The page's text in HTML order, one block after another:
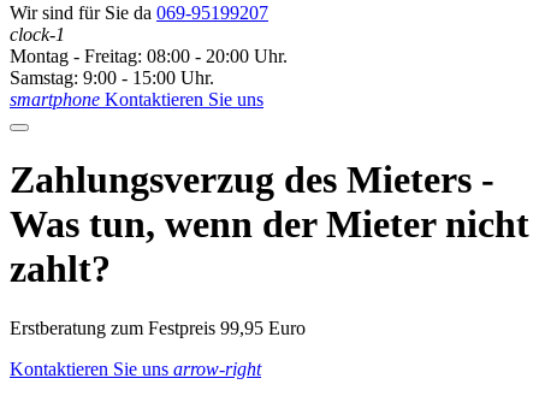
Wir sind für Sie da 069-95199207
clock-1
Montag - Freitag: 08:00 - 20:00 Uhr.
Samstag: 9:00 - 15:00 Uhr.
smartphone Kontaktieren Sie uns
Zahlungsverzug des Mieters -
Was tun, wenn der Mieter nicht
zahlt?
Erstberatung zum Festpreis 99,95 Euro
Kontaktieren Sie uns arrow-right